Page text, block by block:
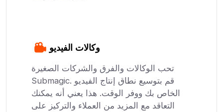
وكالات الفيديو
تحب الوكالات والفرق والشركات الصغيرة
Submagic. قم بتوسيع نطاق إنتاج الفيديو
الخاص بك ووفر الوقت. هذا يعني أنه يمكنك
التعاقد مع المزيد من العملاء والتركيز على